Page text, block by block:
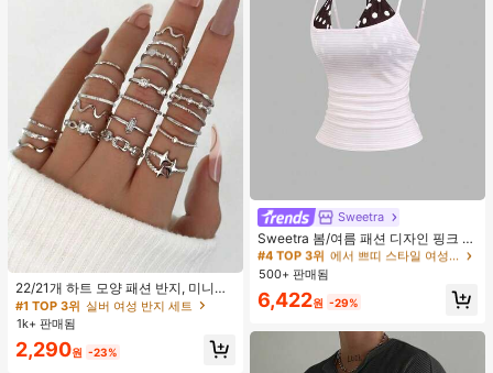
22/21개 하트 모양 패션 반지, 미니멀
리스트 크리스탈 임베디드 보헤미안
기하학 반지 세트, 발렌타인데이, 어머
니날 선물
#1 TOP 3위
실버 여성 반지 세트
거의 매진!
#1 TOP 3위 실버 여성 반지 세트
거의 매진!
#1 TOP 3위 실버 여성 반지 세트
거의 매진!
#1 TOP 3위
실버 여성 반지 세트
거의 매진!
1k+ 판매됨
2,290원 -23%
Sweetra
Sweetra 봄/여름 패션 디자인 핑크 스
트라이프 브라운 폴카 도트 스파게티
스트랩 2 In 1 스위트 걸리시 비치 로
맨틱 휴가 스타일 여성용 캐미 탱크 탑
#4 TOP 3위
거의 매진!
#4 TOP 3위
에서 쁘띠 스타일 여성 상의, 블라우스 & 티
거의 매진!
#4 TOP 3위
에서 쁘띠 스타일 여성 상의, 블라우스 & 티
거의 매진!
#4 TOP 3위
에서 쁘띠 스타일 여성 상의, 블라우스 & 티
거의 매진!
500+ 판매됨
6,422원 -29%